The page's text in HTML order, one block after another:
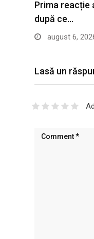
Prima reacție
după ce…
august 6,
Lasă un